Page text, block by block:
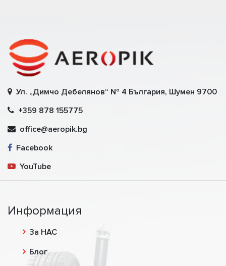
Ул. „Димчо Дебелянов“ № 4 България, Шумен 9700
+359 878 155775
office@aeropik.bg
Facebook
YouTube
Информация
За НАС
Блог